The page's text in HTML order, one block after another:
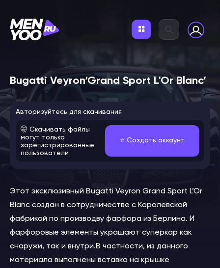
Bugatti Veyron‘Grand Sport L'Or Blanc’
Авторизуйтесь для скачивания
🤫 Скачивать файлы
могут только
зарегистрированные
пользователи
⭐️ Создать аккаунт
Этот эксклюзивный Bugatti Veyron Grand Sport L’Or
Blanc создан в сотрудничестве с Королевской
фабрикой по производву фарфора из Берлина. И
фарфоровые элементы украшают суперкар как
снаружи, так и внутри.В частности, из данного
материала выполнены вставка на крышке